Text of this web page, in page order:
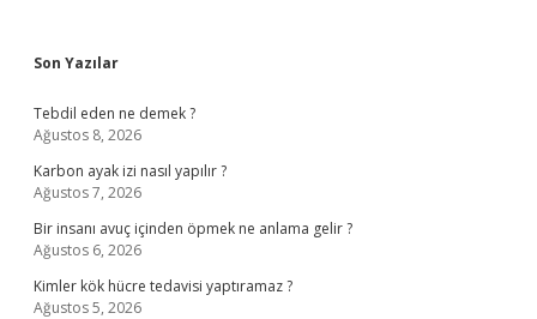
Sidebar
Son Yazılar
Tebdil eden ne demek ?
Ağustos 8, 2026
Karbon ayak izi nasıl yapılır ?
Ağustos 7, 2026
Bir insanı avuç içinden öpmek ne anlama gelir ?
Ağustos 6, 2026
Kimler kök hücre tedavisi yaptıramaz ?
Ağustos 5, 2026